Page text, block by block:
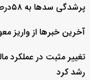
پرشدگی سدها به ۵۸درصد رسید
آخرین خبرها از واریز
رشد کرد